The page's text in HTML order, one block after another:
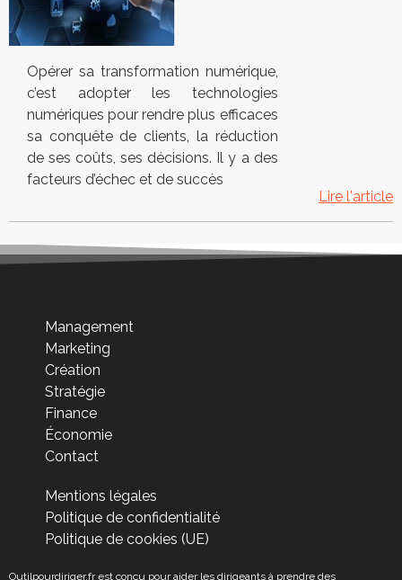
Opérer sa transformation numérique,
c’est adopter les technologies
numériques pour rendre plus efficaces
sa conquête de clients, la réduction
de ses coûts, ses décisions. Il y a des
facteurs d’échec et de succès
Lire l'article
Management
Marketing
Création
Stratégie
Finance
Économie
Contact
Mentions légales
Politique de confidentialité
Politique de cookies (UE)
Outilpourdiriger.fr est conçu pour aider les dirigeants à prendre des